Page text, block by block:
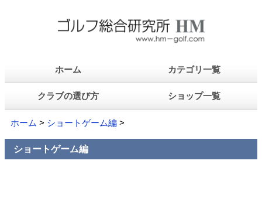
ホーム カテゴリ一覧
クラブの選び方 ショップ一覧
ホーム > ショートゲーム編 >
ショートゲーム編